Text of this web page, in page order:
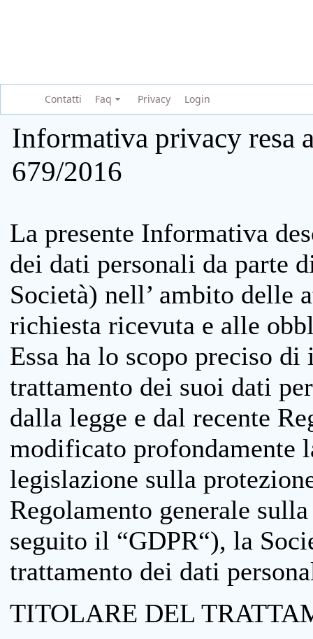
Contatti Faq Privacy Login
Informativa privacy resa
679/2016
La presente Informativa
dei dati personali da parte
Società) nell’ ambito delle
richiesta ricevuta e alle
Essa ha lo scopo preciso
trattamento dei suoi dati
dalla legge e dal recente
modificato profondamente
legislazione sulla
Regolamento generale
seguito il “GDPR“), la
trattamento dei dati
TITOLARE DEL